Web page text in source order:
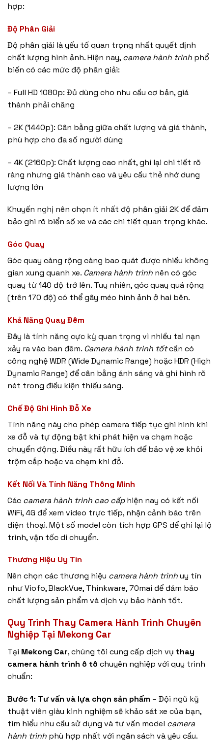
hợp:
Độ Phân Giải
Độ phân giải là yếu tố quan trọng nhất quyết định
chất lượng hình ảnh. Hiện nay, camera hành trình phổ
biến có các mức độ phân giải:
– Full HD 1080p: Đủ dùng cho nhu cầu cơ bản, giá
thành phải chăng
– 2K (1440p): Cân bằng giữa chất lượng và giá thành,
phù hợp cho đa số người dùng
– 4K (2160p): Chất lượng cao nhất, ghi lại chi tiết rõ
ràng nhưng giá thành cao và yêu cầu thẻ nhớ dung
lượng lớn
Khuyến nghị nên chọn ít nhất độ phân giải 2K để đảm
bảo ghi rõ biển số xe và các chi tiết quan trọng khác.
Góc Quay
Góc quay càng rộng càng bao quát được nhiều không
gian xung quanh xe. Camera hành trình nên có góc
quay từ 140 độ trở lên. Tuy nhiên, góc quay quá rộng
(trên 170 độ) có thể gây méo hình ảnh ở hai bên.
Khả Năng Quay Đêm
Đây là tính năng cực kỳ quan trọng vì nhiều tai nạn
xảy ra vào ban đêm. Camera hành trình tốtcần có
công nghệ WDR (Wide Dynamic Range) hoặc HDR (High
Dynamic Range) để cân bằng ánh sáng và ghi hình rõ
nét trong điều kiện thiếu sáng.
Chế Độ Ghi Hình Đỗ Xe
Tính năng này cho phép camera tiếp tục ghi hình khi
xe đỗ và tự động bật khi phát hiện va chạm hoặc
chuyển động. Điều này rất hữu ích để bảo vệ xe khỏi
trộm cắp hoặc va chạm khi đỗ.
Kết Nối Và Tính Năng Thông Minh
Các camera hành trình cao cấphiện nay có kết nối
WiFi, 4G để xem video trực tiếp, nhận cảnh báo trên
điện thoại. Một số model còn tích hợp GPS để ghi lại lộ
trình, vận tốc di chuyển.
Thương Hiệu Uy Tín
Nên chọn các thương hiệu camera hành trìnhuy tín
như Viofo, BlackVue, Thinkware, 70mai để đảm bảo
chất lượng sản phẩm và dịch vụ bảo hành tốt.
Quy Trình Thay Camera Hành Trình Chuyên
Nghiệp Tại Mekong Car
Tại Mekong Car, chúng tôi cung cấp dịch vụ thay
camera hành trình ô tô chuyên nghiệp với quy trình
chuẩn:
Bước 1: Tư vấn và lựa chọn sản phẩm – Đội ngũ kỹ
thuật viên giàu kinh nghiệm sẽ khảo sát xe của bạn,
tìm hiểu nhu cầu sử dụng và tư vấn model camera
hành trình phù hợp nhất với ngân sách và yêu cầu.